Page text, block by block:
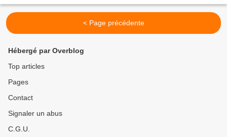
< Page précédente
Hébergé par Overblog
Top articles
Pages
Contact
Signaler un abus
C.G.U.